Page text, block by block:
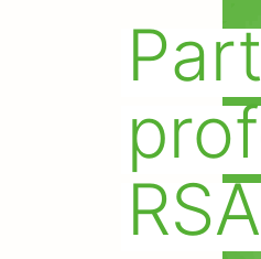
RSA